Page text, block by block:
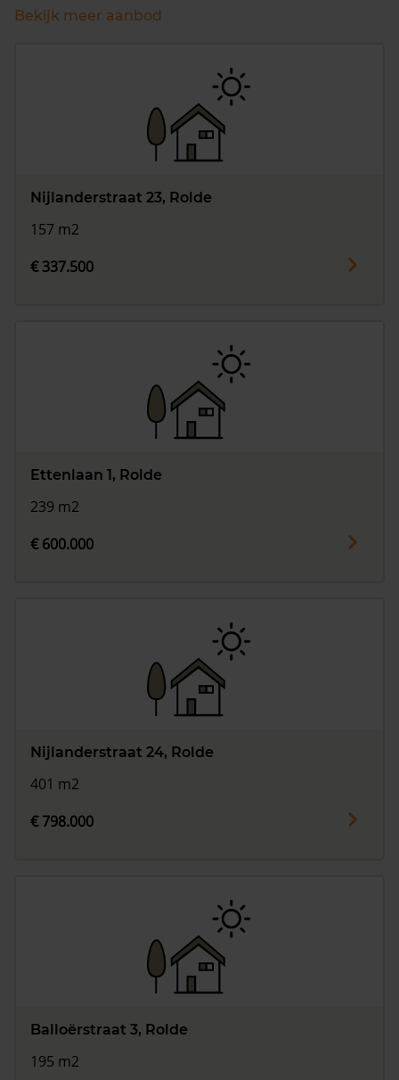
Bekijk meer aanbod
Nijlanderstraat 23, Rolde
157 m2
€ 337.500
Ettenlaan 1, Rolde
239 m2
€ 600.000
Nijlanderstraat 24, Rolde
401 m2
€ 798.000
Balloërstraat 3, Rolde
195 m2